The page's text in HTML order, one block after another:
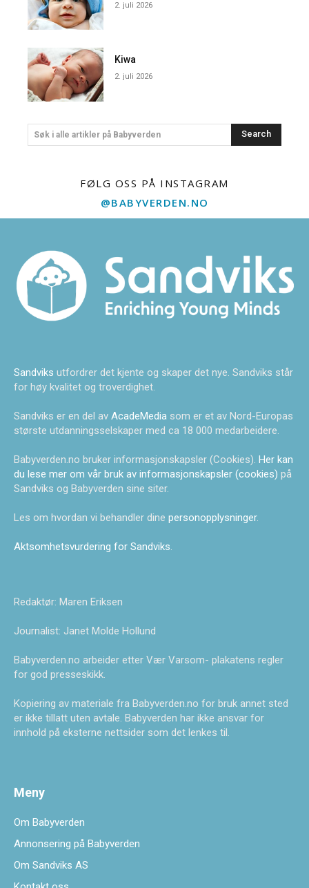
2. juli 2026
Kiwa
2. juli 2026
Søk i alle artikler på Babyverden Search
FØLG OSS PÅ INSTAGRAM
@BABYVERDEN.NO
Sandviks utfordrer det kjente og skaper det nye. Sandviks står
for høy kvalitet og troverdighet.
Sandviks er en del av AcadeMedia som er et av Nord-Europas
største utdanningsselskaper med ca 18 000 medarbeidere.
Babyverden.no bruker informasjonskapsler (Cookies). Her kan
du lese mer om vår bruk av informasjonskapsler (cookies) på
Sandviks og Babyverden sine siter.
Les om hvordan vi behandler dine personopplysninger.
Aktsomhetsvurdering for Sandviks.
Redaktør: Maren Eriksen
Journalist: Janet Molde Hollund
Babyverden.no arbeider etter Vær Varsom- plakatens regler
for god presseskikk.
Kopiering av materiale fra Babyverden.no for bruk annet sted
er ikke tillatt uten avtale. Babyverden har ikke ansvar for
innhold på eksterne nettsider som det lenkes til.
Meny
Om Babyverden
Annonsering på Babyverden
Om Sandviks AS